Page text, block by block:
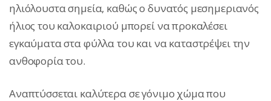
ηλιόλουστα σημεία, καθώς ο δυνατός μεσημεριανός
ήλιος του καλοκαιριού μπορεί να προκαλέσει
εγκαύματα στα φύλλα του και να καταστρέψει την
ανθοφορία του.
Αναπτύσσεται καλύτερα σε γόνιμο χώμα που